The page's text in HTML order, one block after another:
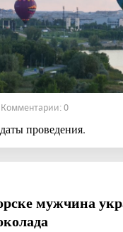
0
проведения.
мужчина